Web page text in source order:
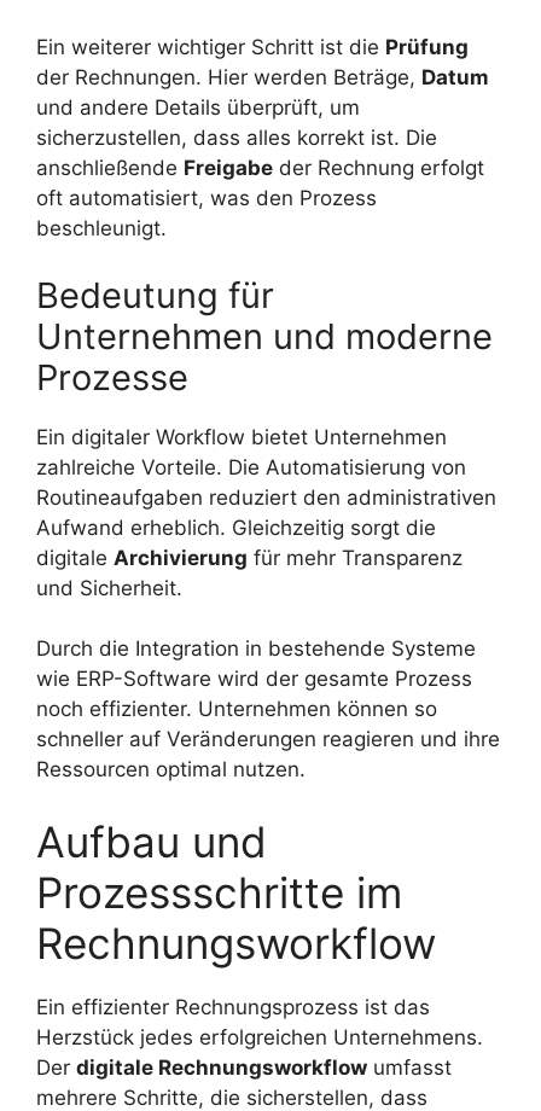
Ein weiterer wichtiger Schritt ist die Prüfung
der Rechnungen. Hier werden Beträge, Datum
und andere Details überprüft, um
sicherzustellen, dass alles korrekt ist. Die
anschließende Freigabe der Rechnung erfolgt
oft automatisiert, was den Prozess
beschleunigt.
Bedeutung für
Unternehmen und moderne
Prozesse
Ein digitaler Workflow bietet Unternehmen
zahlreiche Vorteile. Die Automatisierung von
Routineaufgaben reduziert den administrativen
Aufwand erheblich. Gleichzeitig sorgt die
digitale Archivierung für mehr Transparenz
und Sicherheit.
Durch die Integration in bestehende Systeme
wie ERP-Software wird der gesamte Prozess
noch effizienter. Unternehmen können so
schneller auf Veränderungen reagieren und ihre
Ressourcen optimal nutzen.
Aufbau und
Prozessschritte im
Rechnungsworkflow
Ein effizienter Rechnungsprozess ist das
Herzstück jedes erfolgreichen Unternehmens.
Der digitale Rechnungsworkflow umfasst
mehrere Schritte, die sicherstellen, dass